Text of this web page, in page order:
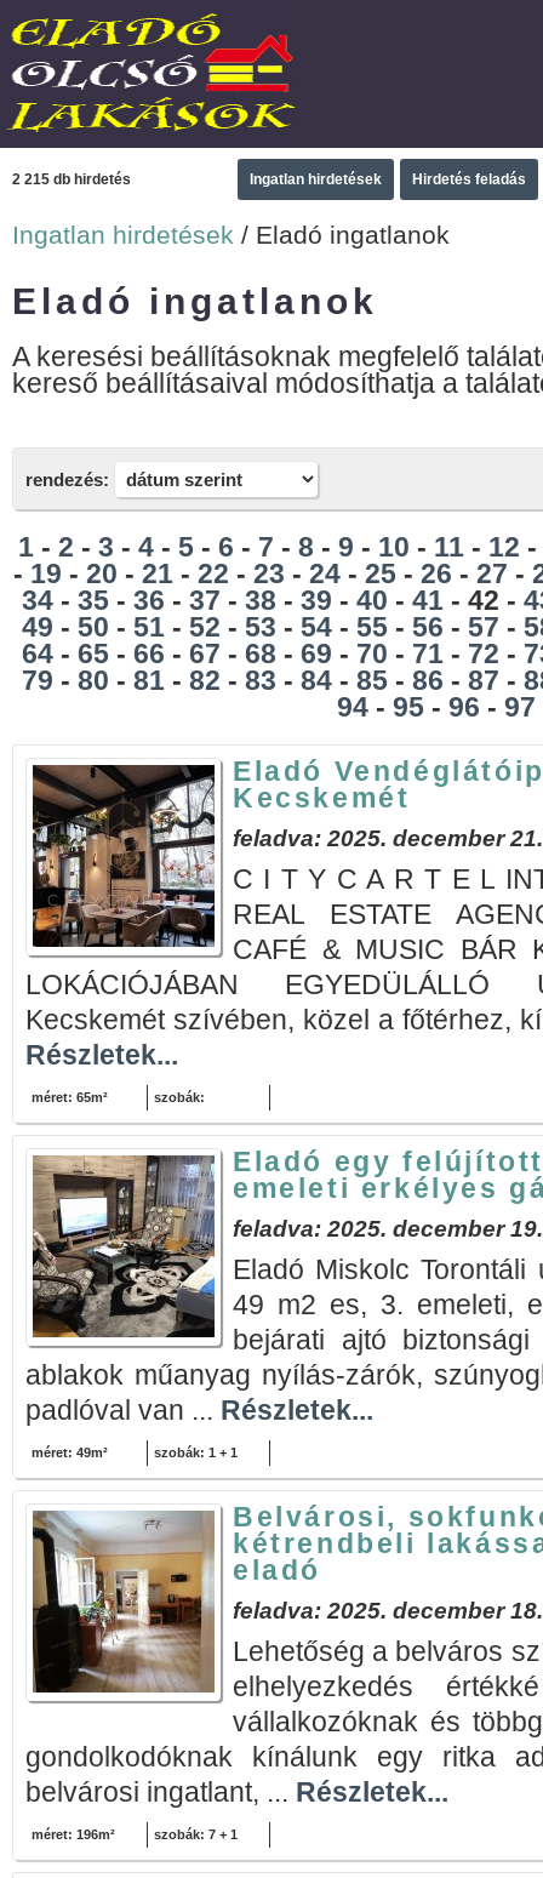
2 215 db hirdetés Ingatlan hirdetések Hirdetés feladás
Ingatlan hirdetések / Eladó ingatlanok
Eladó ingatlanok
A keresési beállításoknak megfelelő
kereső beállításaival módosíthatja a
rendezés:
1 - 2 - 3 - 4 - 5 - 6 - 7 - 8 - 9 - 10 - 11 - 12 -
- 19 - 20 - 21 - 22 - 23 - 24 - 25 - 26 - 27 -
34 - 35 - 36 - 37 - 38 - 39 - 40 - 41 - 42 -
49 - 50 - 51 - 52 - 53 - 54 - 55 - 56 - 57 -
64 - 65 - 66 - 67 - 68 - 69 - 70 - 71 - 72 -
79 - 80 - 81 - 82 - 83 - 84 - 85 - 86 - 87 -
94 - 95 - 96 - 97
Eladó
Kecskemét
feladva: 2025. december 21.
C I T Y C A R T E L
REAL ESTATE
CAFÉ & MUSIC BÁR
LOKÁCIÓJÁBAN EGYEDÜLÁLLÓ
Kecskemét szívében, közel a főtérhez,
Részletek...
méret: 65m² szobák:
Eladó egy
emeleti erkélyes
feladva: 2025. december 19.
Eladó Miskolc
49 m2 es, 3. emeleti,
bejárati ajtó
ablakok műanyag nyílás-zárók,
padlóval van ... Részletek...
méret: 49m² szobák: 1 + 1
Belvárosi,
kétrendbeli
eladó
feladva: 2025. december 18.
Lehetőség a belváros
elhelyezkedés
vállalkozóknak és
gondolkodóknak kínálunk egy ritka
belvárosi ingatlant, ... Részletek...
méret: 196m² szobák: 7 + 1